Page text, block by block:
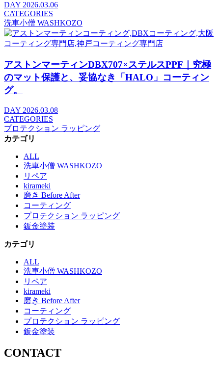
DAY 2026.03.06
CATEGORIES
洗車小僧 WASHKOZO
アストンマーティンDBX707×ステルスPPF｜究極
のマット保護と、妥協なき「HALO」コーティン
グ。
DAY 2026.03.08
CATEGORIES
プロテクション ラッピング
カテゴリ
ALL
洗車小僧 WASHKOZO
リペア
kirameki
磨き Before After
コーティング
プロテクション ラッピング
鈑金塗装
カテゴリ
ALL
洗車小僧 WASHKOZO
リペア
kirameki
磨き Before After
コーティング
プロテクション ラッピング
鈑金塗装
CONTACT